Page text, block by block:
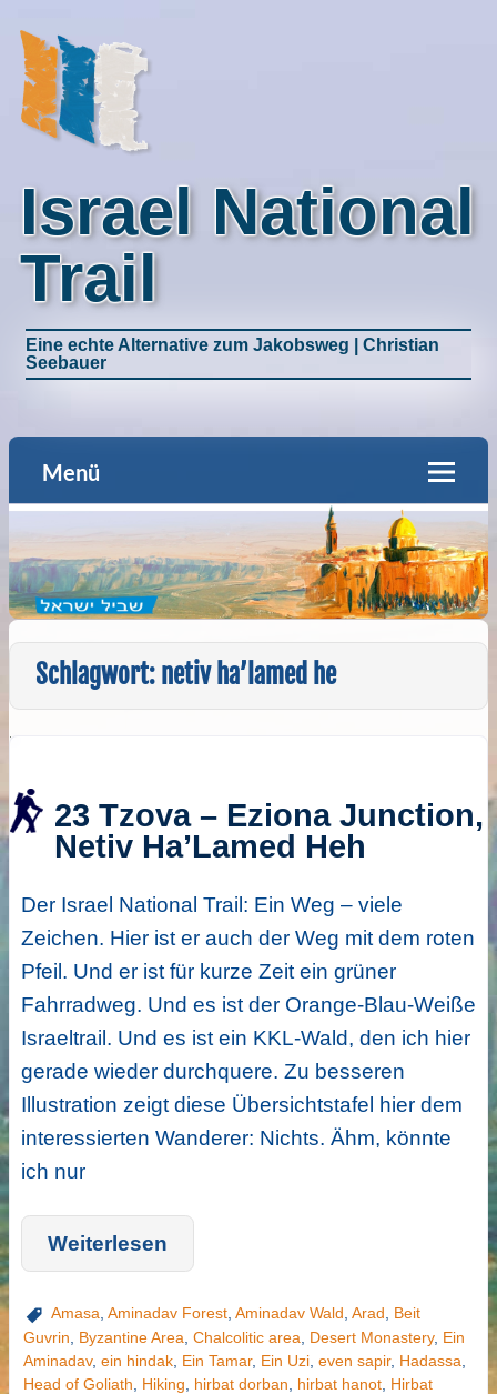
Israel National
Trail
Eine echte Alternative zum Jakobsweg | Christian
Seebauer
Menü
Schlagwort: netiv ha’lamed he
23 Tzova – Eziona Junction,
Netiv Ha’Lamed Heh
Der Israel National Trail: Ein Weg – viele
Zeichen. Hier ist er auch der Weg mit dem roten
Pfeil. Und er ist für kurze Zeit ein grüner
Fahrradweg. Und es ist der Orange-Blau-Weiße
Israeltrail. Und es ist ein KKL-Wald, den ich hier
gerade wieder durchquere. Zu besseren
Illustration zeigt diese Übersichtstafel hier dem
interessierten Wanderer: Nichts. Ähm, könnte
ich nur
Weiterlesen
Amasa Aminadav Forest, Aminadav Wald Arad
Beit
Guvrin
Byzantine Area Chalcolitic area Desert Monastery, Ein
Aminadav, ein hindak, Ein Tamar, Ein Uzi, even sapir, Hadassa
Head of Goliath
Hiking hirbat dorban hirbat hanot, Hirbat